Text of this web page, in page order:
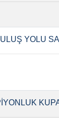
YOLU